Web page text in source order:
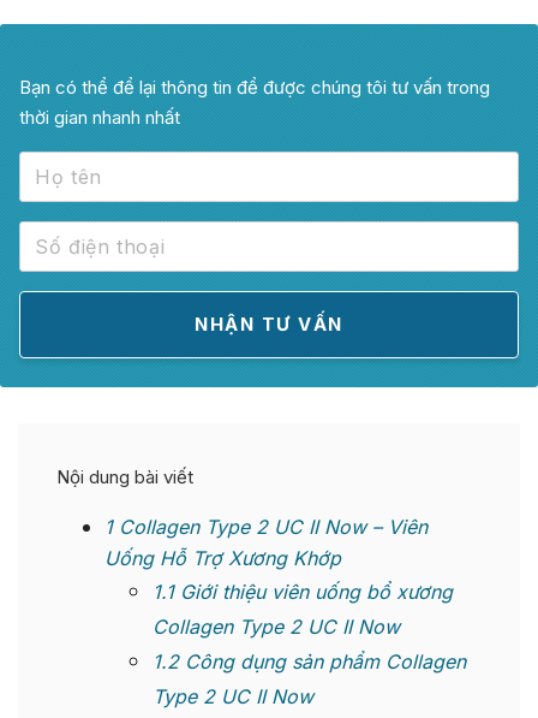
Bạn có thể để lại thông tin để được chúng tôi tư vấn trong
thời gian nhanh nhất
Nội dung bài viết
1Collagen Type 2 UC II Now – Viên
Uống Hỗ Trợ Xương Khớp
1.1Giới thiệu viên uống bổ xương
Collagen Type 2 UC II Now
1.2Công dụng sản phẩm Collagen
Type 2 UC II Now